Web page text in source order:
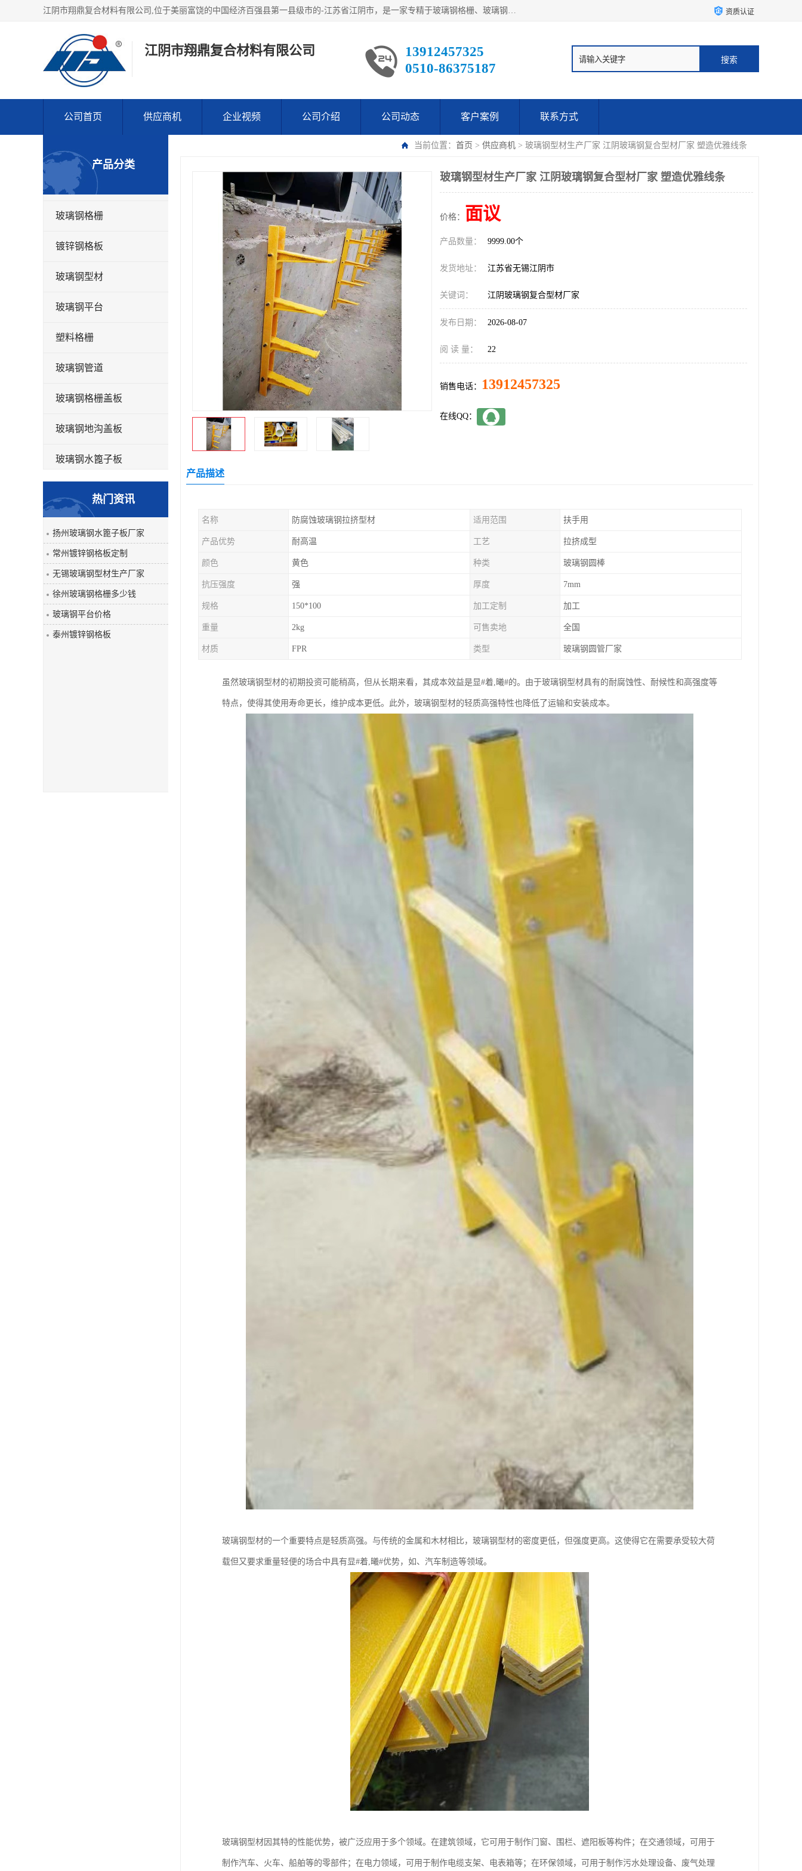
江阴市翔鼎复合材料有限公司,位于美丽富饶的中国经济百强县第一县级市的-江苏省江阴市，是一家专精于玻璃钢格栅、玻璃钢新材料,镀锌钢格板，机械设备生产制造及研发的科技型企业；公司产品已销往了世界多个国家和地区，公司人决心加倍努力愿与广大社会同仁精诚合作共创辉煌！ 资质认证
江阴市翔鼎复合材料有限公司
13912457325
0510-86375187
公司首页 供应商机 企业视频 公司介绍 公司动态 客户案例 联系方式
当前位置： 首页 > 供应商机 > 玻璃钢型材生产厂家 江阴玻璃钢复合型材厂家 塑造优雅线条
产品分类
玻璃钢格栅
镀锌钢格板
玻璃钢型材
玻璃钢平台
塑料格栅
玻璃钢管道
玻璃钢格栅盖板
玻璃钢地沟盖板
玻璃钢水篦子板
玻璃钢平板
玻璃钢盖板
热门资讯
扬州玻璃钢水篦子板厂家
常州镀锌钢格板定制
无锡玻璃钢型材生产厂家
徐州玻璃钢格栅多少钱
玻璃钢平台价格
泰州镀锌钢格板
玻璃钢型材生产厂家 江阴玻璃钢复合型材厂家 塑造优雅线条
价格： 面议
产品数量： 9999.00个
发货地址： 江苏省无锡江阴市
关键词： 江阴玻璃钢复合型材厂家
发布日期： 2026-08-07
阅 读 量： 22
销售电话： 13912457325
在线QQ：
产品描述
名称 防腐蚀玻璃钢拉挤型材 适用范围 扶手用
产品优势 耐高温 工艺 拉挤成型
颜色 黄色 种类 玻璃钢圆棒
抗压强度 强 厚度 7mm
规格 150*100 加工定制 加工
重量 2kg 可售卖地 全国
材质 FPR 类型 玻璃钢圆管厂家
虽然玻璃钢型材的初期投资可能稍高，但从长期来看，其成本效益是显#着,曦#的。由于玻璃钢型材具有的耐腐蚀性、耐候性和高强度等
特点，使得其使用寿命更长，维护成本更低。此外，玻璃钢型材的轻质高强特性也降低了运输和安装成本。
玻璃钢型材的一个重要特点是轻质高强。与传统的金属和木材相比，玻璃钢型材的密度更低，但强度更高。这使得它在需要承受较大荷
载但又要求重量轻便的场合中具有显#着,曦#优势，如、汽车制造等领域。
玻璃钢型材因其特的性能优势，被广泛应用于多个领域。在建筑领域，它可用于制作门窗、围栏、遮阳板等构件；在交通领域，可用于
制作汽车、火车、船舶等的零部件；在电力领域，可用于制作电缆支架、电表箱等；在环保领域，可用于制作污水处理设备、废气处理